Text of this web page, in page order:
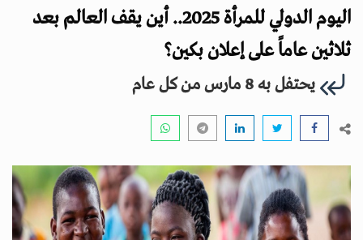
g
a
i
اليوم الدولي للمرأة 2025.. أين يقف العالم بعد
ثلاثين عاماً على إعلان بكين؟
يحتفل به 8 مارس من كل عام